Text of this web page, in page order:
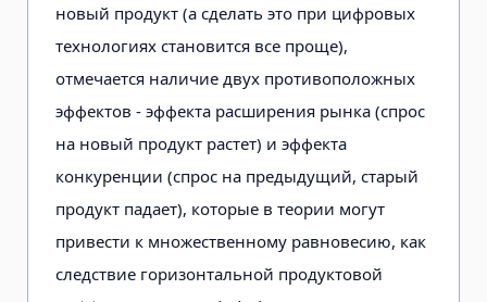
новый продукт (а сделать это при цифровых
технологиях становится все проще),
отмечается наличие двух противоположных
эффектов - эффекта расширения рынка (спрос
на новый продукт растет) и эффекта
конкуренции (спрос на предыдущий, старый
продукт падает), которые в теории могут
привести к множественному равновесию, как
следствие горизонтальной продуктовой